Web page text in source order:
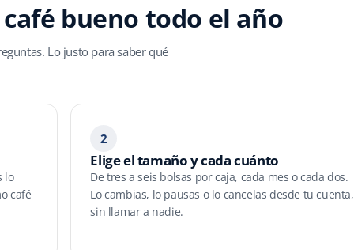
bueno todo el año
Lo justo para saber qué
lo
café
2
Elige el tamaño y cada cuánto
De tres a seis bolsas por caja, cada mes o cada dos.
Lo cambias, lo pausas o lo cancelas desde tu cuenta,
sin llamar a nadie.